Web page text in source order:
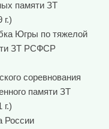
памяти ЗТ
Югры по тяжелой
ЗТ РСФСР
соревнования
памяти ЗТ
России